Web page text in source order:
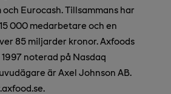
Eurocash. Tillsammans har
000 medarbetare och en
85 miljarder kronor. Axfoods
noterad på Nasdaq
är Axel Johnson AB.